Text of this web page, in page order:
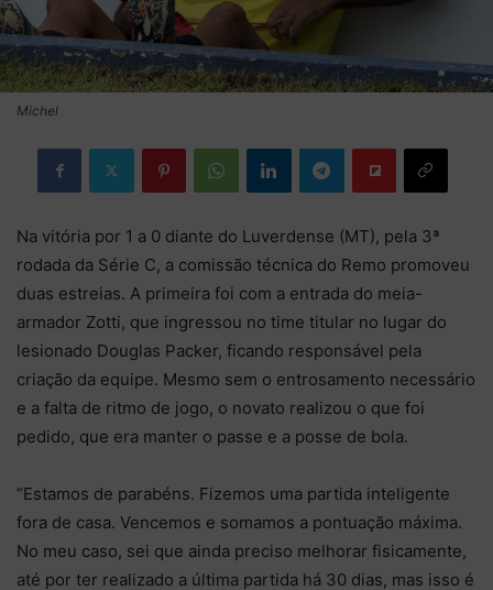
Michel
Na vitória por 1 a 0 diante do Luverdense (MT), pela 3ª
rodada da Série C, a comissão técnica do Remo promoveu
duas estreias. A primeira foi com a entrada do meia-
armador Zotti, que ingressou no time titular no lugar do
lesionado Douglas Packer, ficando responsável pela
criação da equipe. Mesmo sem o entrosamento necessário
e a falta de ritmo de jogo, o novato realizou o que foi
pedido, que era manter o passe e a posse de bola.
“Estamos de parabéns. Fizemos uma partida inteligente
fora de casa. Vencemos e somamos a pontuação máxima.
No meu caso, sei que ainda preciso melhorar fisicamente,
até por ter realizado a última partida há 30 dias, mas isso é